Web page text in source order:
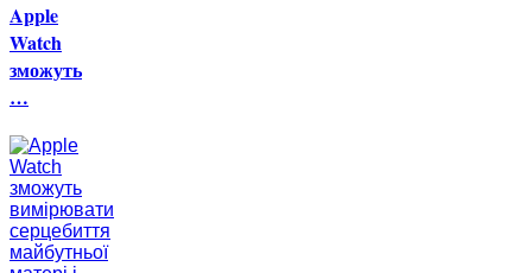
Apple
Watch
зможуть
…